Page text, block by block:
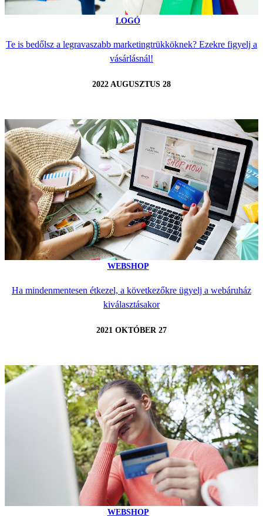
LOGÓ
Te is bedőlsz a legravaszabb marketingtrükköknek? Ezekre figyelj a
vásárlásnál!
2022 AUGUSZTUS 28
WEBSHOP
Ha mindenmentesen étkezel, a következőkre ügyelj a webáruház
kiválasztásakor
2021 OKTÓBER 27
WEBSHOP